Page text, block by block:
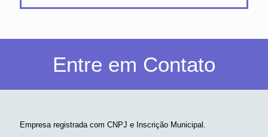
Entre em Contato
Empresa registrada com CNPJ e Inscrição Municipal.